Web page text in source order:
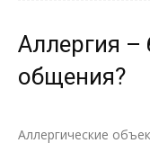
Аллергия
общения?
Аллергические